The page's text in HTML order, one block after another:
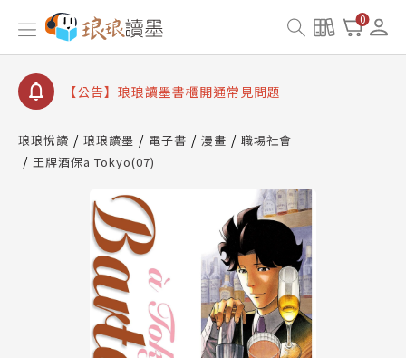
0
【公告】因 Readmoo 讀墨系統維護中，本站同步暫
停部分閱讀服務
【公告】琅琅讀墨數位閱讀資產合併與書櫃開通申請
【公告】琅琅讀墨書櫃開通常見問題
請圖文教學
【公告】琅琅書店服務升級重要說明及資產合併結果
查詢
【公告】因 Readmoo 讀墨系統維護中，本站同步暫
停部分閱讀服務
琅琅悅讀 琅琅讀墨 電子書 漫畫
職場社會
王牌酒保a Tokyo(07)